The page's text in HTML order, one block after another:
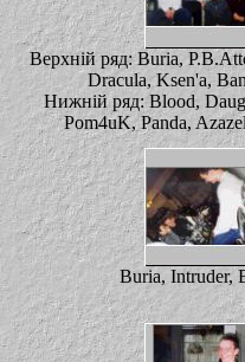
Верхній ряд: Buria,
Dracula, Ksen'a,
Нижній ряд: Blood,
Pom4uK, Panda,
Buria, Intruder,